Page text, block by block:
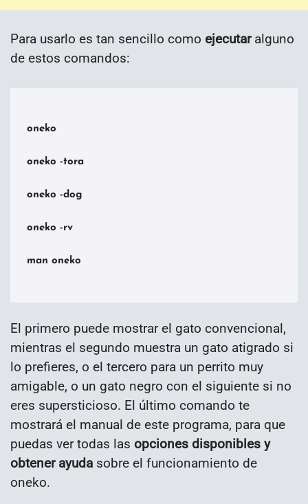
Para usarlo es tan sencillo como ejecutaralguno
de estos comandos:
oneko
oneko -tora
oneko -dog
oneko -rv
man oneko
El primero puede mostrar el gato convencional,
mientras el segundo muestra un gato atigrado si
lo prefieres, o el tercero para un perrito muy
amigable, o un gato negro con el siguiente si no
eres supersticioso. El último comando te
mostrará el manual de este programa, para que
puedas ver todas las opciones disponibles y
obtener ayuda sobre el funcionamiento de
oneko.